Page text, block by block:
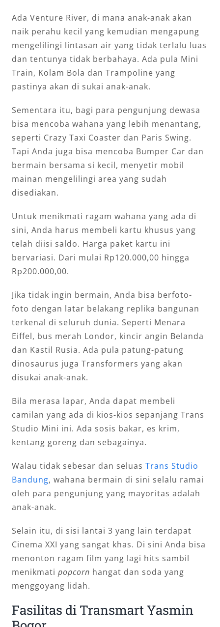
Ada Venture River, di mana anak-anak akan
naik perahu kecil yang kemudian mengapung
mengelilingi lintasan air yang tidak terlalu luas
dan tentunya tidak berbahaya. Ada pula Mini
Train, Kolam Bola dan Trampoline yang
pastinya akan di sukai anak-anak.
Sementara itu, bagi para pengunjung dewasa
bisa mencoba wahana yang lebih menantang,
seperti Crazy Taxi Coaster dan Paris Swing.
Tapi Anda juga bisa mencoba Bumper Car dan
bermain bersama si kecil, menyetir mobil
mainan mengelilingi area yang sudah
disediakan.
Untuk menikmati ragam wahana yang ada di
sini, Anda harus membeli kartu khusus yang
telah diisi saldo. Harga paket kartu ini
bervariasi. Dari mulai Rp120.000,00 hingga
Rp200.000,00.
Jika tidak ingin bermain, Anda bisa berfoto-
foto dengan latar belakang replika bangunan
terkenal di seluruh dunia. Seperti Menara
Eiffel, bus merah Londor, kincir angin Belanda
dan Kastil Rusia. Ada pula patung-patung
dinosaurus juga Transformers yang akan
disukai anak-anak.
Bila merasa lapar, Anda dapat membeli
camilan yang ada di kios-kios sepanjang Trans
Studio Mini ini. Ada sosis bakar, es krim,
kentang goreng dan sebagainya.
Walau tidak sebesar dan seluas Trans Studio
Bandung, wahana bermain di sini selalu ramai
oleh para pengunjung yang mayoritas adalah
anak-anak.
Selain itu, di sisi lantai 3 yang lain terdapat
Cinema XXI yang sangat khas. Di sini Anda bisa
menonton ragam film yang lagi hits sambil
menikmati popcorn hangat dan soda yang
menggoyang lidah.
Fasilitas di Transmart Yasmin